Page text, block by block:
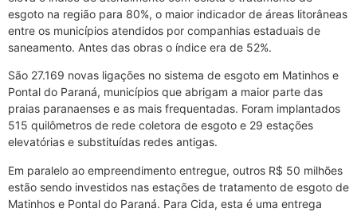
esgoto na região para 80%, o maior indicador de áreas litorâneas
entre os municípios atendidos por companhias estaduais de
saneamento. Antes das obras o índice era de 52%.
São 27.169 novas ligações no sistema de esgoto em Matinhos e
Pontal do Paraná, municípios que abrigam a maior parte das
praias paranaenses e as mais frequentadas. Foram implantados
515 quilômetros de rede coletora de esgoto e 29 estações
elevatórias e substituídas redes antigas.
Em paralelo ao empreendimento entregue, outros R$ 50 milhões
estão sendo investidos nas estações de tratamento de esgoto de
Matinhos e Pontal do Paraná. Para Cida, esta é uma entrega